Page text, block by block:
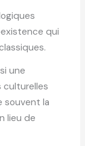
qui
une
culturelles
souvent la
lieu de